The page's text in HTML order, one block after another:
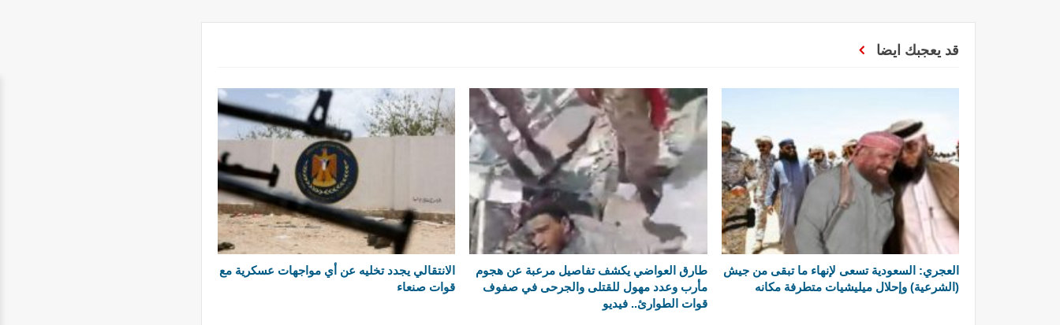
قد يعجبك ايضا
العجري: السعودية تسعى لإنهاء ما تبقى من جيش
(الشرعية) وإحلال ميليشيات متطرفة مكانه
طارق العواضي يكشف تفاصيل مرعبة عن هجوم
مأرب وعدد مهول للقتلى والجرحى في صفوف
قوات الطوارئ.. فيديو
الانتقالي يجدد تخليه عن أي مواجهات عسكرية مع
قوات صنعاء